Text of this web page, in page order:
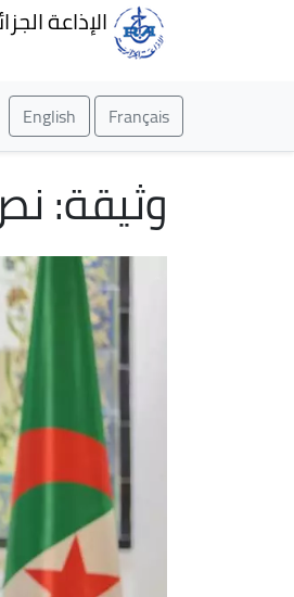
الإذاعة
Français
English
وثيقة: